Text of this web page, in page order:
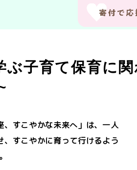
子育て保育に関
、すこやかな未来へ」は、一人
すこやかに育って行けるよう